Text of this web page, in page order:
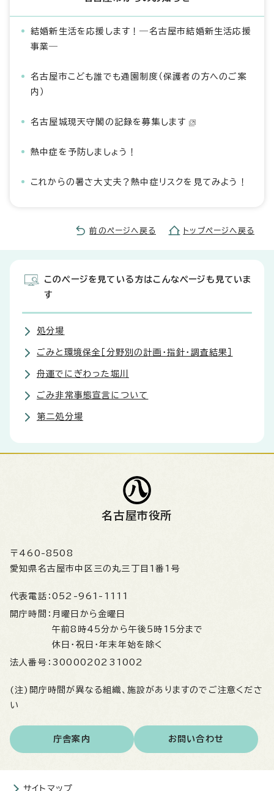
結婚新生活を応援します！―名古屋市結婚新生活応援
事業―
名古屋市こども誰でも通園制度（保護者の方へのご案
内）
名古屋城現天守閣の記録を募集します
熱中症を予防しましょう！
これからの暑さ大丈夫？熱中症リスクを見てみよう！
前のページへ戻る トップページへ戻る
このページを見ている方はこんなページも見ていま
す
処分場
ごみと環境保全［分野別の計画・指針・調査結果］
舟運でにぎわった堀川
ごみ非常事態宣言について
第二処分場
名古屋市役所
〒460-8508
愛知県名古屋市中区三の丸三丁目1番1号
代表電話： 052-961-1111
開庁時間： 月曜日から金曜日
午前8時45分から午後5時15分まで
休日・祝日・年末年始を除く
法人番号： 3000020231002
(注)開庁時間が異なる組織、施設がありますのでご注意くださ
い
庁舎案内 お問い合わせ
サイトマップ